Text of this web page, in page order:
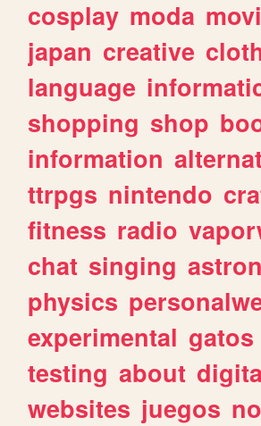
cosplay moda
japan creative
language
shopping shop
information
ttrpgs nintendo
fitness radio
chat singing
physics
experimental gatos
testing about
websites juegos